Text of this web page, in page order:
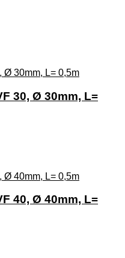
30, Ø 30mm, L=
40, Ø 40mm, L=